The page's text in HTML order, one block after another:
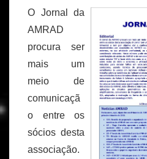
O Jornal da
AMRAD
procura ser
mais um
meio de
comunicaçã
o entre os
sócios desta
associação.